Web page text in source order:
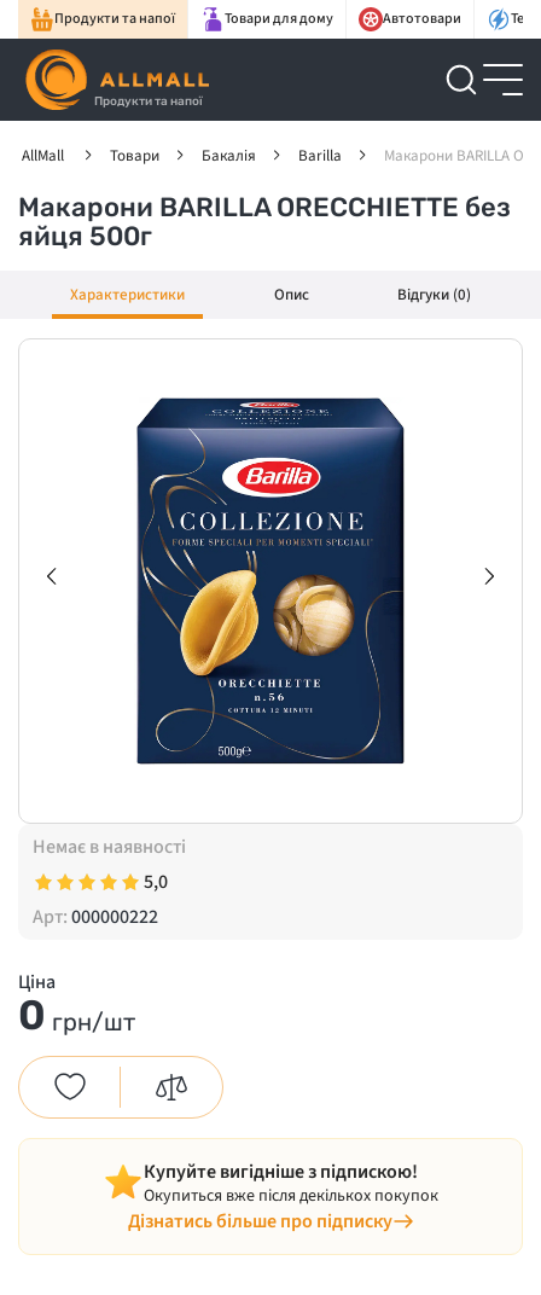
Продукти та напої Товари для дому Автотовари
Продукти та напої
AllMall Товари Бакалія Barilla Макарони BARILLA
Макарони BARILLA ORECCHIETTE без
яйця 500г
Характеристики Опис Відгуки (0)
Немає в наявності
5,0
Арт:000000222
Ціна
0 грн/шт
Купуйте вигідніше з підпискою!
Окупиться вже після декількох покупок
Дізнатись більше про підписку